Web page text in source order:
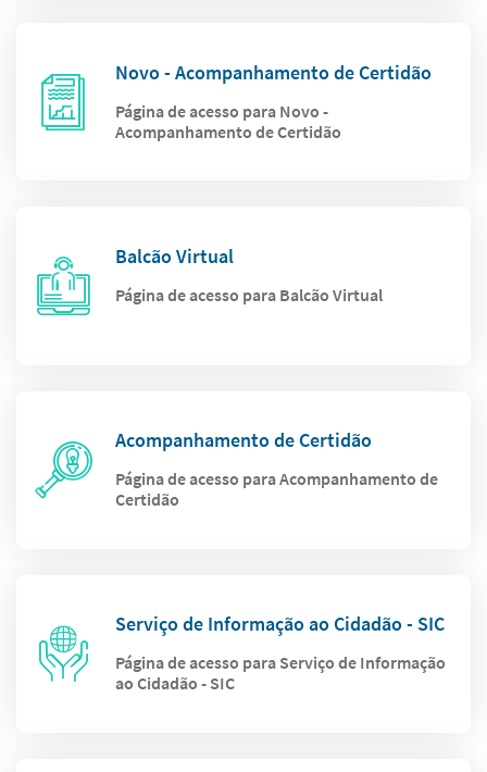
Novo - Acompanhamento de Certidão
Página de acesso para Novo -
Acompanhamento de Certidão
Balcão Virtual
Página de acesso para Balcão Virtual
Acompanhamento de Certidão
Página de acesso para Acompanhamento de
Certidão
Serviço de Informação ao Cidadão - SIC
Página de acesso para Serviço de Informação
ao Cidadão - SIC